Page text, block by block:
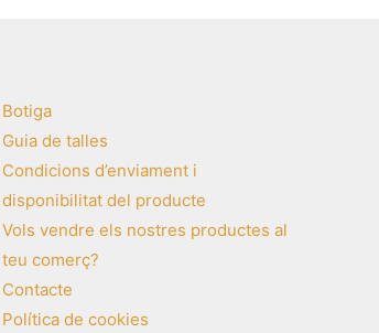
Botiga
Guia de talles
Condicions d’enviament i
disponibilitat del producte
Vols vendre els nostres productes al
teu comerç?
Contacte
Política de cookies